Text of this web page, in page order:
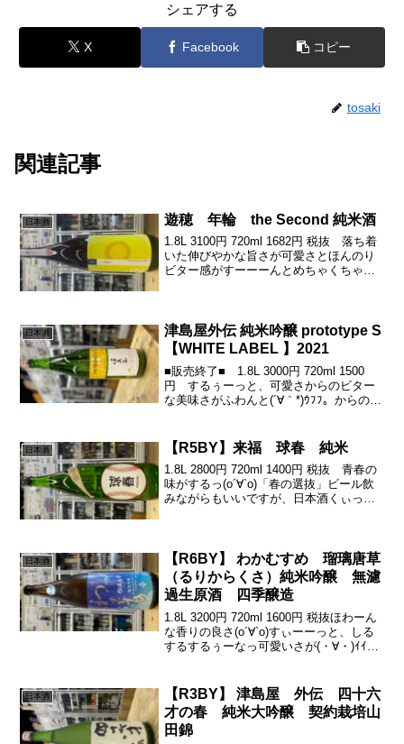
シェアする
X Facebook コピー
tosaki
関連記事
日本酒 遊穂 年輪 the Second 純米酒
1.8L 3100円 720ml 1682円 税抜 落ち着
いた伸びやかな旨さが可愛さとほんのり
ビター感がすーーーんとめちゃくちゃい
日本酒
津島屋外伝 純米吟醸 prototype S
【WHITE LABEL 】2021
■販売終了■ 1.8L 3000円 720ml 1500
円 するぅーっと、可愛さからのビター
な美味さがふわんと(´∀｀*)ｳﾌﾌ。からのー
暖化により、美山錦が...
日本酒 【R5BY】来福 球春 純米
1.8L 2800円 720ml 1400円 税抜 青春の
味がするっ(о´∀`о)「春の選抜」ビール飲
みながらもいいですが、日本酒くぃっ
日本酒
【R6BY】 わかむすめ 瑠璃唐草
（るりからくさ）純米吟醸 無濾
過生原酒 四季醸造
1.8L 3200円 720ml 1600円 税抜ほわーん
な香りの良さ(о´∀`о)すぃーーっと、しる
するするぅーなっ可愛いさが(・∀・)ｲｲﾝ
｀ ...
日本酒
【R3BY】 津島屋 外伝 四十六
才の春 純米大吟醸 契約栽培山
田錦